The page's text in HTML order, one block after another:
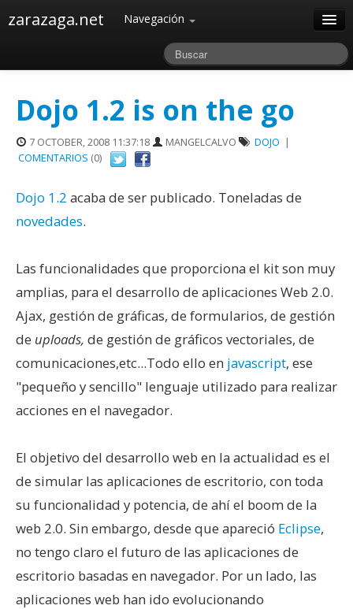
zarazaga.net Navegación
Archivos
Dojo 1.2 is on the go
7 OCTOBER, 2008 11:37:18 MANGELCALVO DOJO |
COMENTARIOS (0)
Dojo 1.2 acaba de ser publicado. Toneladas de
novedades.
Las funcionalidades que proporciona el kit son muy
amplias, para el desarrollo de aplicaciones Web 2.0.
Ajax, gestión de gráficas, de formularios, de gestión
de uploads, de gestión de gráficos vectoriales, de
comunicaciones,etc...Todo ello en javascript, ese
"pequeño y sencillo" lenguaje utilizado para realizar
acciones en el navegador.
El objetivo del desarrollo web en la actualidad es el
de simular las aplicaciones de escritorio, con toda
su funcionalidad y potencia, de ahí el boom de la
web 2.0. Sin embargo, desde que apareció Eclipse,
no tengo claro el futuro de las aplicaciones de
escritorio basadas en navegador. Por un lado, las
aplicaciones web han ido evolucionando